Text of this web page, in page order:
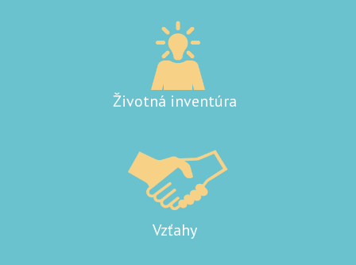
Životná inventúra
Vzťahy